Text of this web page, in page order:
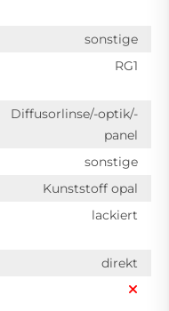
sonstige
RG1
Diffusorlinse/-optik/-
panel
sonstige
Kunststoff opal
lackiert
direkt